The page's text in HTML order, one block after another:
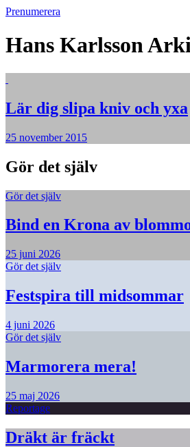
Prenumerera
Hans Karlsson
Lär dig slipa kniv och yxa
25 november 2015
Gör det själv
Gör det själv
Bind en Krona av
25 juni 2026
Gör det själv
Festspira till midsommar
4 juni 2026
Gör det själv
Marmorera mera!
25 maj 2026
Reportage
Dräkt är fräckt